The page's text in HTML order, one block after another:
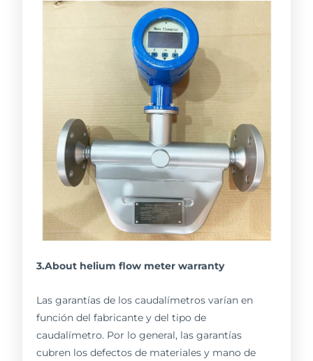
3.About helium flow meter warranty
Las garantías de los caudalímetros varían en
función del fabricante y del tipo de
caudalímetro. Por lo general, las garantías
cubren los defectos de materiales y mano de